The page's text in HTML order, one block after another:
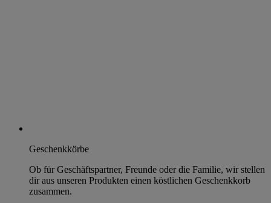
Geschenkkörbe
Ob für Geschäftspartner, Freunde oder die Familie, wir stellen
dir aus unseren Produkten einen köstlichen Geschenkkorb
zusammen.